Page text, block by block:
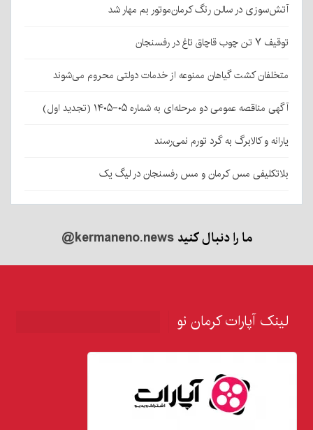
آتش‌سوزی در سالن رنگ کرمان‌موتور بم مهار شد
توقیف ۷ تن چوب قاچاق تاغ در رفسنجان
متخلفان کشت گیاهان ممنوعه از خدمات دولتی محروم می‌شوند
آگهی مناقصه عمومی دو مرحله‌ای به شماره ۰۵-۱۴۰۵ (تجدید اول)
یارانه و کالابرگ به گرد تورم نمی‌رسند
بلاتکلیفی مس کرمان و مس رفسنجان در لیگ یک
ما را دنبال کنید@kermaneno.news
لینک آپارات کرمان نو